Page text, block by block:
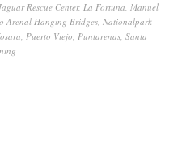
Rescue Center, La Fortuna, Manuel
Arenal Hanging Bridges, Nationalpark
, Puerto Viejo, Puntarenas, Santa